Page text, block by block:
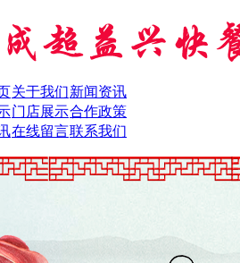
关于我们新闻资讯
门店展示合作政策
在线留言联系我们